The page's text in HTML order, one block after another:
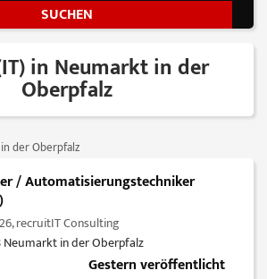
in Neumarkt in der
Oberpfalz
der Oberpfalz
/ Automatisierungstechniker
recruitIT Consulting
Neumarkt in der Oberpfalz
Gestern veröffentlicht